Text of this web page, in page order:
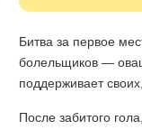
Битва за первое
болельщиков —
поддерживает
После забитого